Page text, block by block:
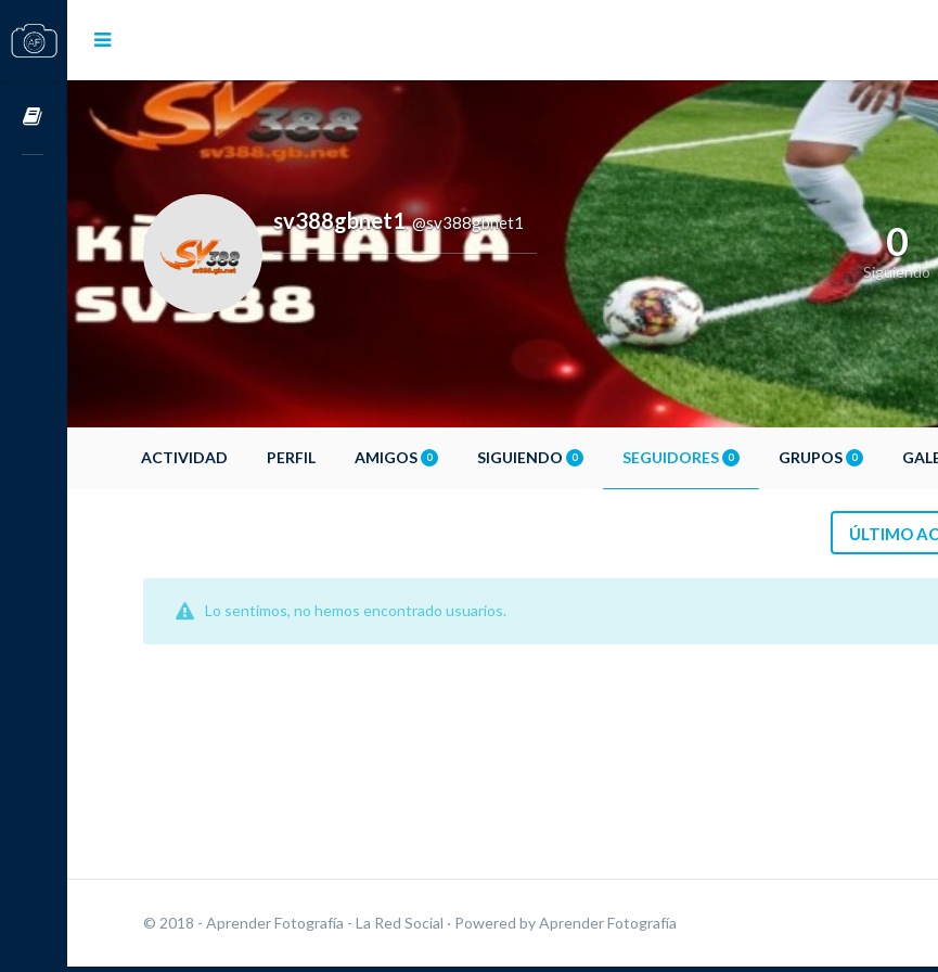
Cursos OnLine
sv388gbnet1,@sv388gbnet1 0
Siguiendo
ACTIVIDAD PERFIL AMIGOS 0 SIGUIENDO 0 SEGUIDORES 0 GRUPOS 0
ÚLTIMO
Lo sentimos, no hemos encontrado usuarios.
© 2018 - Aprender Fotografía - La Red Social · Powered byAprender Fotografía